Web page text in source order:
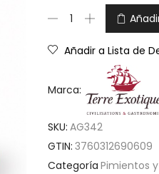
Añadir a Lista de
Marca:
SKU: AG342
GTIN: 3760312690609
Categoría Pimientos